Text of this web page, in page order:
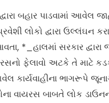
બહાર પાડવામાં આવેલ
લોકો દ્વારા ઉલ્લંઘન
*_હાલમાં સરકાર
ફેલાવો અટકે તે માટે
કાર્યવાહીના ભાગરૂપે
વાયરસ બાબતે લોક